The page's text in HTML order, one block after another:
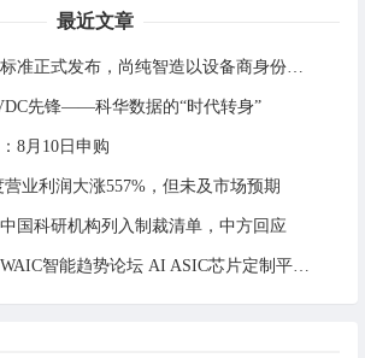
最近文章
先锋——科华数据的“时代转身”
8月10日申购
业利润大涨557%，但未及市场预期
国科研机构列入制裁清单，中方回应